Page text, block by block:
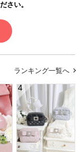
さい。
ランキング一覧へ
4